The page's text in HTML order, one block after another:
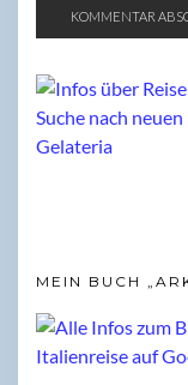
MEIN BUCH